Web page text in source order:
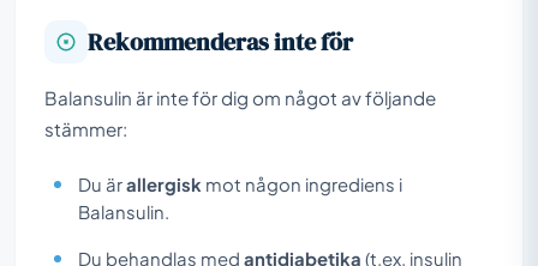
Rekommenderas inte för
Balansulin är inte för dig om något av följande
stämmer:
Du ärallergisk mot någon ingrediens i
Balansulin.
Du behandlas med antidiabetika (t.ex. insulin